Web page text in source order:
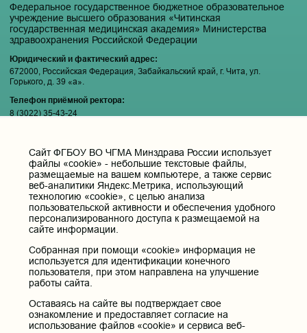
Федеральное государственное бюджетное образовательное
учреждение высшего образования «Читинская
государственная медицинская академия» Министерства
здравоохранения Российской Федерации
Юридический и фактический адрес:
672000, Российская Федерация, Забайкальский край, г. Чита, ул.
Горького, д. 39 «а».
Телефон приёмной ректора:
8 (3022) 35-43-24
Официальная группа «ВКонтакте»:
https://vk.com/news_chgma
Официальный канал «Телеграмм»:
https://t.me/chgma75
Официальный канал «МАХ»:
https://max.ru/id7536010483_gos
Вход
Главная
Cайт ФГБОУ ВО ЧГМА Минздрава России использует
файлы «cookie» - небольшие текстовые файлы,
размещаемые на вашем компьютере, а также сервис
веб-аналитики Яндекс.Метрика, использующий
технологию «cookie», с целью анализа
пользовательской активности и обеспечения удобного
персонализированного доступа к размещаемой на
сайте информации.
Собранная при помощи «cookie» информация не
используется для идентификации конечного
пользователя, при этом направлена на улучшение
работы сайта.
Оставаясь на сайте вы подтверждает свое
ознакомление и предоставляет согласие на
использование файлов «cookie» и сервиса веб-